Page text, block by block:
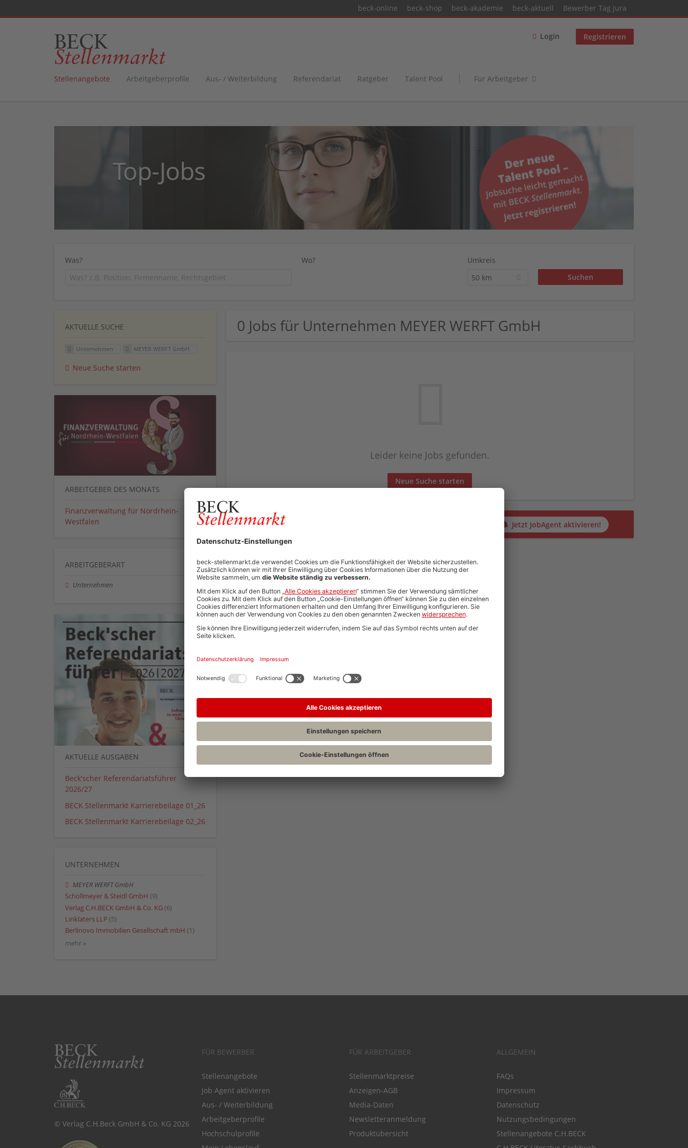
beck-online beck-shop beck-akademie beck-aktuell Bewerber Tag Jura
Login Registrieren
Stellenangebote Arbeitgeberprofile Aus- / Weiterbildung Referendariat Ratgeber Talent Pool Für Arbeitgeber
Was? Wo?
Umkreis
50 km
0 Jobs für Unternehmen MEYER WERFT GmbH
Leider keine Jobs gefunden.
Neue Suche starten
Automatisch neue Jobs und Karriere-Updates per E-Mail erhalten? Jetzt JobAgent aktivieren!
AKTUELLE SUCHE
Unternehmen MEYER WERFT GmbH
Neue Suche starten
ARBEITGEBER DES MONATS
Finanzverwaltung für Nordrhein-
Westfalen
ARBEITGEBERART
Unternehmen
AKTUELLE AUSGABEN
Beck'scher Referendariatsführer
2026/27
BECK Stellenmarkt Karrierebeilage 01_26
BECK Stellenmarkt Karrierebeilage 02_26
UNTERNEHMEN
MEYER WERFT GmbH
Schollmeyer & Steidl GmbH (9)
Verlag C.H.BECK GmbH & Co. KG (6)
Linklaters LLP (5)
Berlinovo Immobilien Gesellschaft mbH (1)
mehr »
© Verlag C.H.Beck GmbH & Co. KG 2026
FÜR BEWERBER
Stellenangebote
Job Agent aktivieren
Aus- / Weiterbildung
Arbeitgeberprofile
Hochschulprofile
FÜR ARBEITGEBER
Stellenmarktpreise
Anzeigen-AGB
Media-Daten
Newsletteranmeldung
Produktübersicht
ALLGEMEIN
FAQs
Impressum
Datenschutz
Nutzungsbedingungen
Stellenangebote C.H.BECK